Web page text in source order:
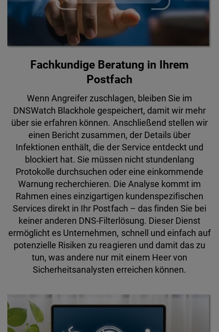
Fachkundige Beratung in Ihrem
Postfach
Wenn Angreifer zuschlagen, bleiben Sie im
DNSWatch Blackhole gespeichert, damit wir mehr
über sie erfahren können. Anschließend stellen wir
einen Bericht zusammen, der Details über
Infektionen enthält, die der Service entdeckt und
blockiert hat. Sie müssen nicht stundenlang
Protokolle durchsuchen oder eine einkommende
Warnung recherchieren. Die Analyse kommt im
Rahmen eines einzigartigen kundenspezifischen
Services direkt in Ihr Postfach – das finden Sie bei
keiner anderen DNS-Filterlösung. Dieser Dienst
ermöglicht es Unternehmen, schnell und einfach auf
potenzielle Risiken zu reagieren und damit das zu
tun, was andere nur mit einem Heer von
Sicherheitsanalysten erreichen können.